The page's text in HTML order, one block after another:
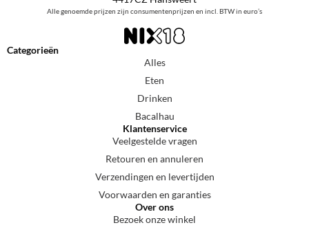
Alle genoemde prijzen zijn consumentenprijzen en incl. BTW in euro’s
Categorieën
Alles
Eten
Drinken
Bacalhau
Klantenservice
Veelgestelde vragen
Retouren en annuleren
Verzendingen en levertijden
Voorwaarden en garanties
Over ons
Bezoek onze winkel